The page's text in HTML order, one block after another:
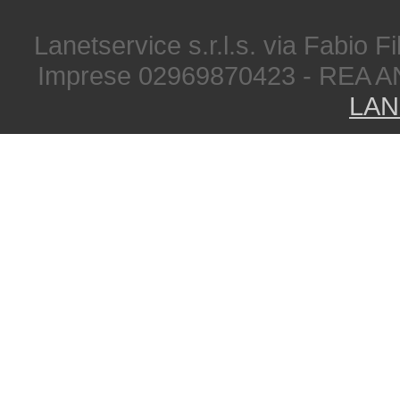
Lanetservice s.r.l.s. via Fabio
Imprese 02969870423 - REA